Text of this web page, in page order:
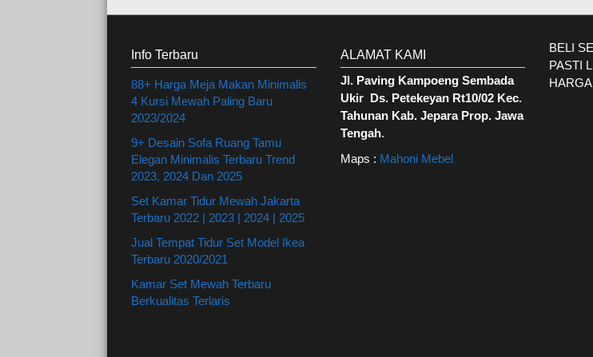
Info Terbaru
88+ Harga Meja Makan Minimalis
4 Kursi Mewah Paling Baru
2023/2024
9+ Desain Sofa Ruang Tamu
Elegan Minimalis Terbaru Trend
2023, 2024 Dan 2025
Set Kamar Tidur Mewah Jakarta
Terbaru 2022 | 2023 | 2024 | 2025
Jual Tempat Tidur Set Model Ikea
Terbaru 2020/2021
Kamar Set Mewah Terbaru
Berkualitas Terlaris
ALAMAT KAMI
Jl. Paving Kampoeng Sembada
Ukir Ds. Petekeyan Rt10/02 Kec.
Tahunan Kab. Jepara Prop. Jawa
Tengah.
Maps : Mahoni Mebel
BELI
PASTI